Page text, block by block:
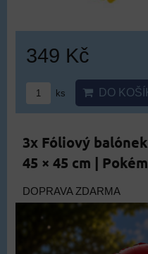
349 Kč
ks DO
3x Fóliový
45 × 45 cm |
DOPRAVA ZDARMA